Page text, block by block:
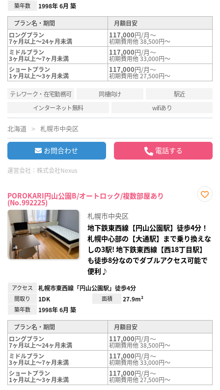
築年数 1998年 6月 築
プラン名・期間
月額目安
ロングプラン
7ヶ月以上～24ヶ月未満
117,000円/月～
初期費用他 38,500円～
ミドルプラン
3ヶ月以上～7ヶ月未満
117,000円/月～
初期費用他 33,000円～
ショートプラン
1ヶ月以上～3ヶ月未満
117,000円/月～
初期費用他 27,500円～
テレワーク・在宅勤務可 同棲向け
駅近
インターネット無料
wifiあり
北海道 札幌市中央区
お問合わせ 電話する
運営会社： 株式会社Nexus
POROKARI円山公園B/オートロック/複数部屋あり
(No.992225)
録
札幌市中央区
地下鉄東西線【円山公園駅】徒歩4分！
札幌中心部の【大通駅】まで乗り換えな
しの3駅! 地下鉄東西線【西18丁目駅】
も徒歩8分なのでダブルアクセス可能で
便利♪
アクセス 札幌市東西線「円山公園駅」徒歩4分
間取り 1DK 面積 27.9m²
築年数 1998年 6月 築
プラン名・期間
月額目安
ロングプラン
7ヶ月以上～24ヶ月未満
117,000円/月～
初期費用他 38,500円～
ミドルプラン
3ヶ月以上～7ヶ月未満
117,000円/月～
初期費用他 33,000円～
ショートプラン
1ヶ月以上～3ヶ月未満
117,000円/月～
初期費用他 27,500円～